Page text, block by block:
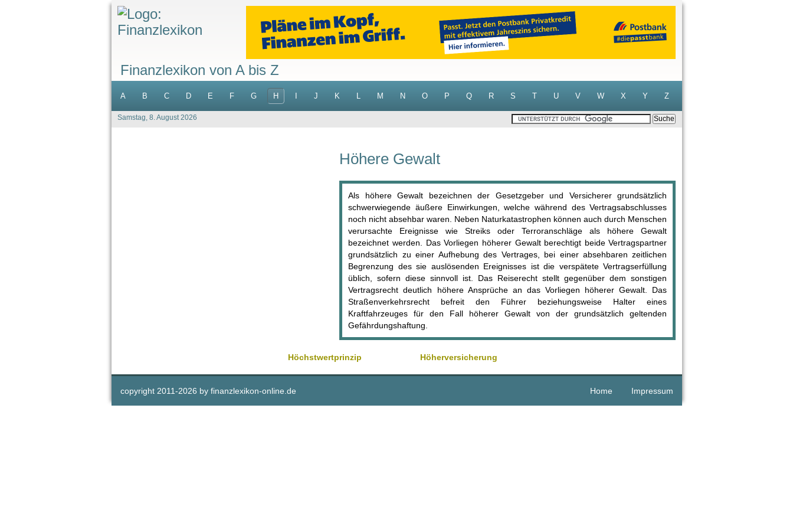
Finanzlexikon von A bis Z
A B C D E F G H J K L M N O P Q R S T U V W X Y Z
Samstag, 8. August 2026
Höhere Gewalt
Als höhere Gewalt bezeichnen der Gesetzgeber und Versicherer grundsätzlich
schwerwiegende äußere Einwirkungen, welche während des Vertragsabschlusses
noch nicht absehbar waren. Neben Naturkatastrophen können auch durch Menschen
verursachte Ereignisse wie Streiks oder Terroranschläge als höhere Gewalt
bezeichnet werden. Das Vorliegen höherer Gewalt berechtigt beide Vertragspartner
grundsätzlich zu einer Aufhebung des Vertrages, bei einer absehbaren zeitlichen
Begrenzung des sie auslösenden Ereignisses ist die verspätete Vertragserfüllung
üblich, sofern diese sinnvoll ist. Das Reiserecht stellt gegenüber dem sonstigen
Vertragsrecht deutlich höhere Ansprüche an das Vorliegen höherer Gewalt. Das
Straßenverkehrsrecht befreit den Führer beziehungsweise Halter eines
Kraftfahrzeuges für den Fall höherer Gewalt von der grundsätzlich geltenden
Gefährdungshaftung.
Höchstwertprinzip Höherversicherung
copyright 2011-2026 by finanzlexikon-online.de Home Impressum